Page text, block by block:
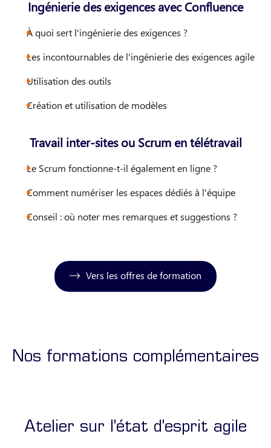
Ingénierie des exigences avec Confluence
À quoi sert l'ingénierie des exigences ?
Les incontournables de l'ingénierie des exigences agile
Utilisation des outils
Création et utilisation de modèles
Travail inter-sites ou Scrum en télétravail
Le Scrum fonctionne-t-il également en ligne ?
Comment numériser les espaces dédiés à l'équipe
Conseil : où noter mes remarques et suggestions ?
Vers les offres de formation
Nos formations complémentaires
Atelier sur l'état d'esprit agile